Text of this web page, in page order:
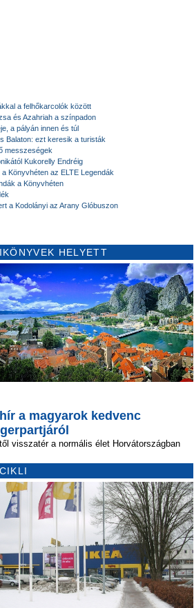
a felhőkarcolók között
és Azahriah a színpadon
a pályán innen és túl
Balaton: ezt keresik a turisták
messzeségek
Kukorelly Endréig
a Könyvhéten az ELTE Legendák
a Könyvhéten
a Kodolányi az Arany Glóbuszon
HELYETT
a magyarok kedvenc
visszatér a normális élet Horvátországban